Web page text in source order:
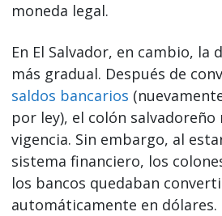
moneda legal.
En El Salvador, en cambio, la
más gradual. Después de
saldos bancarios
por ley), el colón salvadoreño
vigencia. Sin embargo, al
sistema financiero, los
los bancos quedaban
automáticamente en dólares.